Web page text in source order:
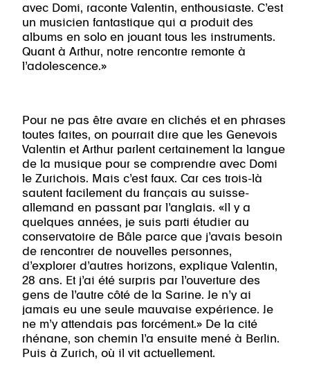
avec Domi, raconte Valentin, enthousiaste. C’est
un musicien fantastique qui a produit des
albums en solo en jouant tous les instruments.
Quant à Arthur, notre rencontre remonte à
l’adolescence.»
Pour ne pas être avare en clichés et en phrases
toutes faites, on pourrait dire que les Genevois
Valentin et Arthur parlent certainement la langue
de la musique pour se comprendre avec Domi
le Zurichois. Mais c’est faux. Car ces trois-là
sautent facilement du français au suisse-
allemand en passant par l’anglais. «Il y a
quelques années, je suis parti étudier au
conservatoire de Bâle parce que j’avais besoin
de rencontrer de nouvelles personnes,
d’explorer d’autres horizons, explique Valentin,
28 ans. Et j’ai été surpris par l’ouverture des
gens de l’autre côté de la Sarine. Je n’y ai
jamais eu une seule mauvaise expérience. Je
ne m’y attendais pas forcément.» De la cité
rhénane, son chemin l’a ensuite mené à Berlin.
Puis à Zurich, où il vit actuellement.